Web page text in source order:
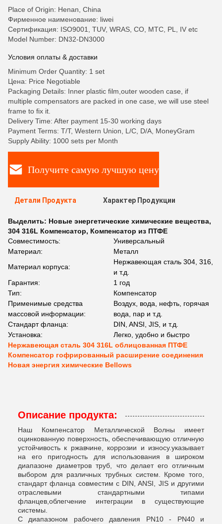
Place of Origin: Henan, China
Фирменное наименование: liwei
Сертификация: ISO9001, TUV, WRAS, CO, MTC, PL, IV etc
Model Number: DN32-DN3000
Условия оплаты & доставки
Minimum Order Quantity: 1 set
Цена: Price Negotiable
Packaging Details: Inner plastic film,outer wooden case, if
multiple compensators are packed in one case, we will use steel
frame to fix it.
Delivery Time: After payment 15-30 working days
Payment Terms: T/T, Western Union, L/C, D/A, MoneyGram
Supply Ability: 1000 sets per Month
Получите самую лучшую цену
Детали Продукта Характер Продукции
Выделить: Новые энергетические химические вещества,
304 316L Компенсатор, Компенсатор из ПТФЕ
Совместимость:
Универсальный
Материал:
Металл
Материал корпуса:
Нержавеющая сталь 304, 316,
и т.д.
Гарантия:
1 год
Тип:
Компенсатор
Применимые средства
массовой информации:
Воздух, вода, нефть, горячая
вода, пар и т.д.
Стандарт фланца:
DIN, ANSI, JIS, и т.д.
Установка:
Легко, удобно и быстро
Нержавеющая сталь 304 316L облицованная ПТФЕ
Компенсатор гофрированный расширение соединения
Новая энергия химические Bellows
Описание продукта:
Наш Компенсатор Металлической Волны имеет
оцинкованную поверхность, обеспечивающую отличную
устойчивость к ржавчине, коррозии и износу.указывает
на его пригодность для использования в широком
диапазоне диаметров труб, что делает его отличным
выбором для различных трубных систем. Кроме того,
стандарт фланца совместим с DIN, ANSI, JIS и другими
отраслевыми стандартными типами
фланцев,облегчение интеграции в существующие
системы.
С диапазоном рабочего давления PN10 - PN40 и